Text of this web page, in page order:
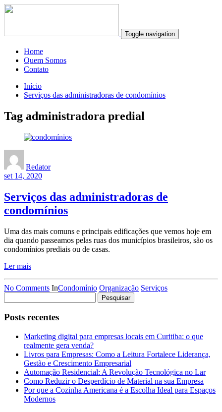
Toggle navigation
Home
Quem Somos
Contato
Início
Serviços das administradoras de condomínios
Tag administradora predial
Redator
set 14, 2020
Serviços das administradoras de
condomínios
Uma das mais comuns e principais edificações que vemos hoje em
dia quando passeamos pelas ruas dos municípios brasileiros, são os
condomínios prediais ou de casas.
Ler mais
No Comments InCondomínio Organização Serviços
por:
Posts recentes
Marketing digital para empresas locais em Curitiba: o que
realmente gera venda?
Livros para Empresas: Como a Leitura Fortalece Liderança,
Gestão e Crescimento Empresarial
Automação Residencial: A Revolução Tecnológica no Lar
Como Reduzir o Desperdício de Material na sua Empresa
Por que a Cozinha Americana é a Escolha Ideal para Espaços
Modernos